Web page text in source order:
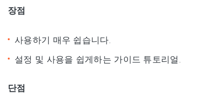
장점
사용하기 매우 쉽습니다.
설정 및 사용을 쉽게하는 가이드 튜토리얼.
단점